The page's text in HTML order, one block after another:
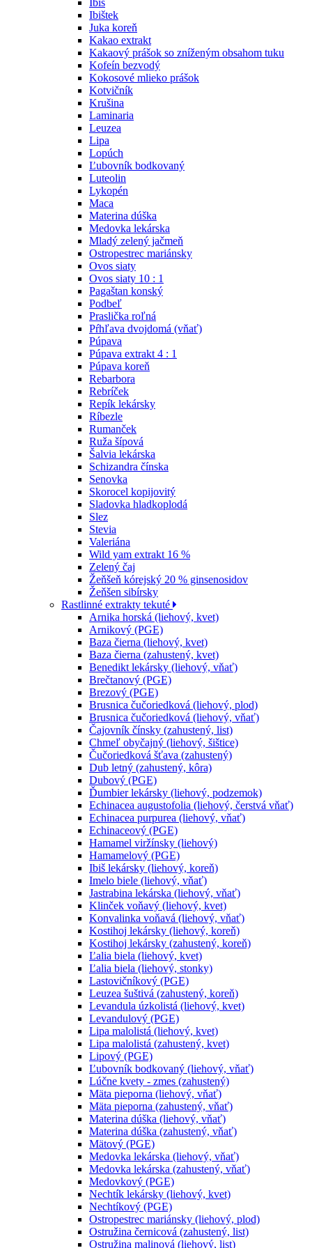
Ibiš
Ibištek
Juka koreň
Kakao extrakt
Kakaový prášok so zníženým obsahom tuku
Kofeín bezvodý
Kokosové mlieko prášok
Kotvičník
Krušina
Laminaria
Leuzea
Lipa
Lopúch
Ľubovník bodkovaný
Luteolin
Lykopén
Maca
Materina dúška
Medovka lekárska
Mladý zelený jačmeň
Ostropestrec mariánsky
Ovos siaty
Ovos siaty 10 : 1
Pagaštan konský
Podbeľ
Praslička roľná
Pŕhľava dvojdomá (vňať)
Púpava
Púpava extrakt 4 : 1
Púpava koreň
Rebarbora
Rebríček
Repík lekársky
Ríbezle
Rumanček
Ruža šípová
Šalvia lekárska
Schizandra čínska
Senovka
Skorocel kopijovitý
Sladovka hladkoplodá
Slez
Stevia
Valeriána
Wild yam extrakt 16 %
Zelený čaj
Žeňšeň kórejský 20 % ginsenosidov
Žeňšen sibírsky
Rastlinné extrakty tekuté
Arnika horská (liehový, kvet)
Arnikový (PGE)
Baza čierna (liehový, kvet)
Baza čierna (zahustený, kvet)
Benedikt lekársky (liehový, vňať)
Brečtanový (PGE)
Brezový (PGE)
Brusnica čučoriedková (liehový, plod)
Brusnica čučoriedková (liehový, vňať)
Čajovník čínsky (zahustený, list)
Chmeľ obyčajný (liehový, šištice)
Čučoriedková šťava (zahustený)
Dub letný (zahustený, kôra)
Dubový (PGE)
Ďumbier lekársky (liehový, podzemok)
Echinacea augustofolia (liehový, čerstvá vňať)
Echinacea purpurea (liehový, vňať)
Echinaceový (PGE)
Hamamel viržínsky (liehový)
Hamamelový (PGE)
Ibiš lekársky (liehový, koreň)
Imelo biele (liehový, vňať)
Jastrabina lekárska (liehový, vňať)
Klinček voňavý (liehový, kvet)
Konvalinka voňavá (liehový, vňať)
Kostihoj lekársky (liehový, koreň)
Kostihoj lekársky (zahustený, koreň)
Ľalia biela (liehový, kvet)
Ľalia biela (liehový, stonky)
Lastovičníkový (PGE)
Leuzea šuštivá (zahustený, koreň)
Levandula úzkolistá (liehový, kvet)
Levandulový (PGE)
Lipa malolistá (liehový, kvet)
Lipa malolistá (zahustený, kvet)
Lipový (PGE)
Ľubovník bodkovaný (liehový, vňať)
Lúčne kvety - zmes (zahustený)
Mäta pieporna (liehový, vňať)
Mäta pieporna (zahustený, vňať)
Materina dúška (liehový, vňať)
Materina dúška (zahustený, vňať)
Mätový (PGE)
Medovka lekárska (liehový, vňať)
Medovka lekárska (zahustený, vňať)
Medovkový (PGE)
Nechtík lekársky (liehový, kvet)
Nechtíkový (PGE)
Ostropestrec mariánsky (liehový, plod)
Ostružina černicová (zahustený, list)
Ostružina malinová (liehový, list)